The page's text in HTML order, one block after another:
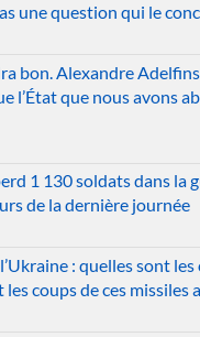
une question qui le
bon. Alexandre
l’État que nous avons
1 130 soldats dans la
de la dernière journée
: quelles sont
coups de ces missiles